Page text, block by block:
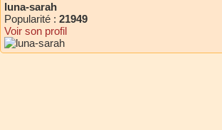
luna-sarah
Popularité : 21949
Voir son profil